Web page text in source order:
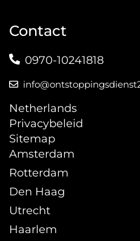
Contact
0970-10241818
Netherlands
Privacybeleid
Sitemap
Amsterdam
Rotterdam
Den Haag
Utrecht
Haarlem